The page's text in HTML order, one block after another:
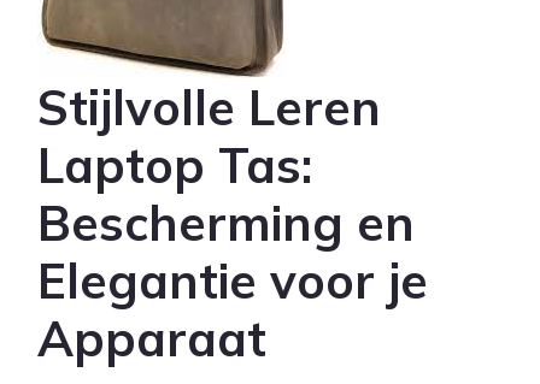
Stijlvolle Leren
Laptop Tas:
Bescherming en
Elegantie voor je
Apparaat